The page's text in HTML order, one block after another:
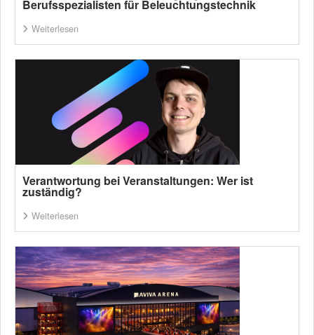
Berufsspezialisten für Beleuchtungstechnik
Weiterlesen
Verantwortung bei Veranstaltungen: Wer ist
zuständig?
Weiterlesen